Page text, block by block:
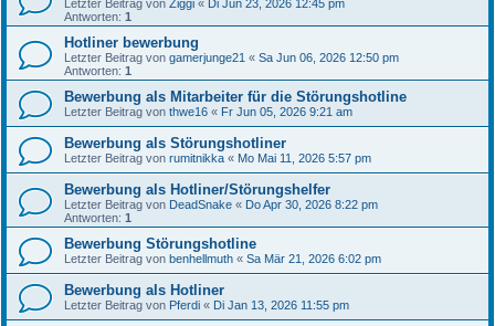
Letzter Beitrag von Ziggi « Di Jun 23, 2026 12:45 pm
Antworten: 1
Hotliner bewerbung
Letzter Beitrag von gamerjunge21 « Sa Jun 06, 2026 12:50 pm
Antworten: 1
Bewerbung als Mitarbeiter für die Störungshotline
Letzter Beitrag von thwe16 « Fr Jun 05, 2026 9:21 am
Bewerbung als Störungshotliner
Letzter Beitrag von rumitnikka « Mo Mai 11, 2026 5:57 pm
Bewerbung als Hotliner/Störungshelfer
Letzter Beitrag von DeadSnake « Do Apr 30, 2026 8:22 pm
Antworten: 1
Bewerbung Störungshotline
Letzter Beitrag von benhellmuth « Sa Mär 21, 2026 6:02 pm
Bewerbung als Hotliner
Letzter Beitrag von Pferdi « Di Jan 13, 2026 11:55 pm